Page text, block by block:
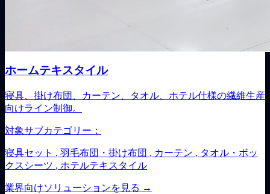
ホームテキスタイル
寝具、掛け布団、カーテン、タオル、ホテル仕様の繊維生産
向けライン制御。
対象サブカテゴリー：
寝具セット , 羽毛布団・掛け布団 , カーテン , タオル・ボッ
クスシーツ , ホテルテキスタイル
業界向けソリューションを見る →